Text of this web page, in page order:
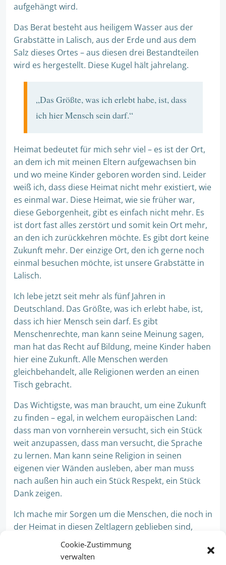
Cookie-Zustimmung
verwalten
aufgehängt wird.
Das Berat besteht aus heiligem Wasser aus der
Grabstätte in Lalisch, aus der Erde und aus dem
Salz dieses Ortes – aus diesen drei Bestandteilen
wird es hergestellt. Diese Kugel hält jahrelang.
„Das Größte, was ich erlebt habe, ist, dass
ich hier Mensch sein darf.“
Heimat bedeutet für mich sehr viel – es ist der Ort,
an dem ich mit meinen Eltern aufgewachsen bin
und wo meine Kinder geboren worden sind. Leider
weiß ich, dass diese Heimat nicht mehr existiert, wie
es einmal war. Diese Heimat, wie sie früher war,
diese Geborgenheit, gibt es einfach nicht mehr. Es
ist dort fast alles zerstört und somit kein Ort mehr,
an den ich zurückkehren möchte. Es gibt dort keine
Zukunft mehr. Der einzige Ort, den ich gerne noch
einmal besuchen möchte, ist unsere Grabstätte in
Lalisch.
Ich lebe jetzt seit mehr als fünf Jahren in
Deutschland. Das Größte, was ich erlebt habe, ist,
dass ich hier Mensch sein darf. Es gibt
Menschenrechte, man kann seine Meinung sagen,
man hat das Recht auf Bildung, meine Kinder haben
hier eine Zukunft. Alle Menschen werden
gleichbehandelt, alle Religionen werden an einen
Tisch gebracht.
Das Wichtigste, was man braucht, um eine Zukunft
zu finden – egal, in welchem europäischen Land:
dass man von vornherein versucht, sich ein Stück
weit anzupassen, dass man versucht, die Sprache
zu lernen. Man kann seine Religion in seinen
eigenen vier Wänden ausleben, aber man muss
nach außen hin auch ein Stück Respekt, ein Stück
Dank zeigen.
Ich mache mir Sorgen um die Menschen, die noch in
der Heimat in diesen Zeltlagern geblieben sind,
denen es nicht so gut geht. Und ich wünsche mir
einfach, dass sie irgendwann auch Frieden finden